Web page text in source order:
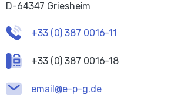
D-64347 Griesheim
+33 (0) 387 0016-11
+33 (0) 387 0016-18
email@e-p-g.de